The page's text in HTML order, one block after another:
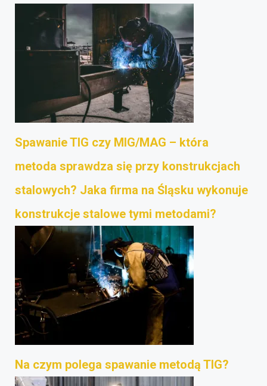
Spawanie TIG czy MIG/MAG – która
metoda sprawdza się przy konstrukcjach
stalowych? Jaka firma na Śląsku wykonuje
konstrukcje stalowe tymi metodami?
Na czym polega spawanie metodą TIG?